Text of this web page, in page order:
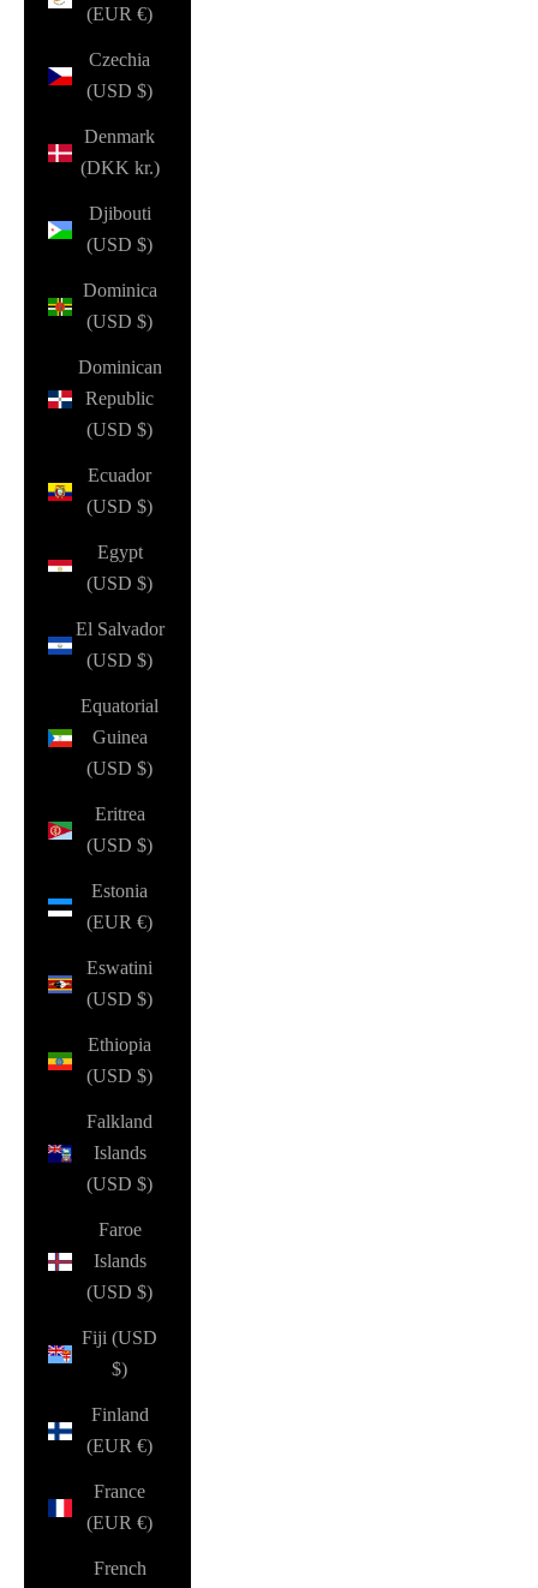
(EUR €)
Czechia
(USD $)
Denmark
(DKK kr.)
Djibouti
(USD $)
Dominica
(USD $)
Dominican
Republic
(USD $)
Ecuador
(USD $)
Egypt
(USD $)
El Salvador
(USD $)
Equatorial
Guinea
(USD $)
Eritrea
(USD $)
Estonia
(EUR €)
Eswatini
(USD $)
Ethiopia
(USD $)
Falkland
Islands
(USD $)
Faroe
Islands
(USD $)
Fiji (USD
$)
Finland
(EUR €)
France
(EUR €)
French